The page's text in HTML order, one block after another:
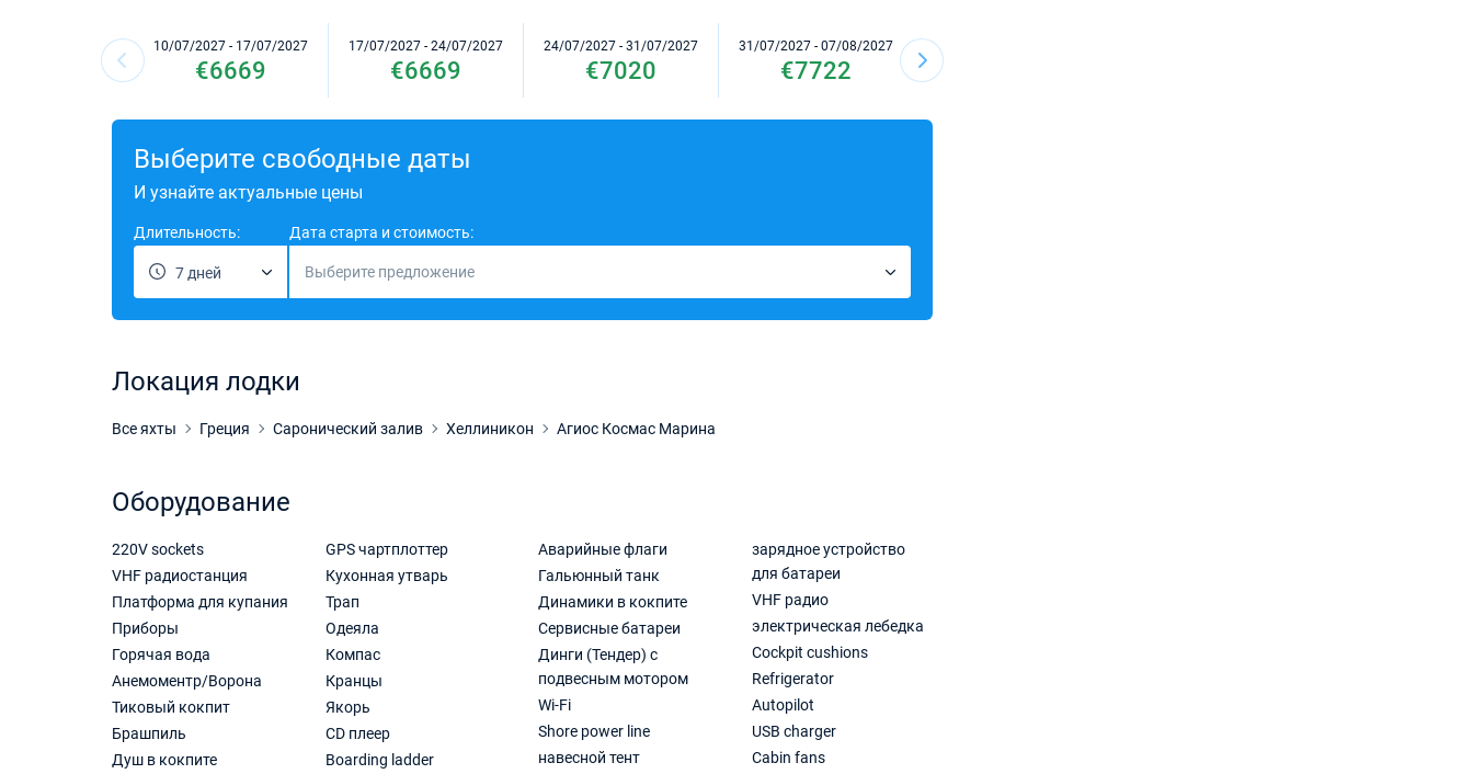
10/07/2027 - 17/07/2027
€6669
17/07/2027 - 24/07/2027
€6669
24/07/2027 - 31/07/2027
€7020
31/07/2027 - 07/08/2027
€7722
07/08/2027 - 14/08/2027
Выберите свободные даты
И узнайте актуальные цены
Длительность:
7 дней
Дата старта и стоимость:
Выберите предложение
Локация лодки
Все яхты Греция Саронический залив Хеллиникон Агиос Космас Марина
Оборудование
220V sockets
VHF радиостанция
Платформа для купания
Приборы
Горячая вода
Анемоментр/Ворона
Тиковый кокпит
Брашпиль
Душ в кокпите
GPS чартплоттер
Кухонная утварь
Трап
Одеяла
Компас
Кранцы
Якорь
CD плеер
Boarding ladder
Аварийные флаги
Гальюнный танк
Динамики в кокпите
Сервисные батареи
Динги (Тендер) с
подвесным мотором
Wi-Fi
Shore power line
навесной тент
зарядное устройство
для батареи
VHF радио
электрическая лебедка
Cockpit cushions
Refrigerator
Autopilot
USB charger
Cabin fans